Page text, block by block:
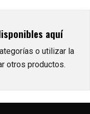
aquí
o utilizar la
otros productos.